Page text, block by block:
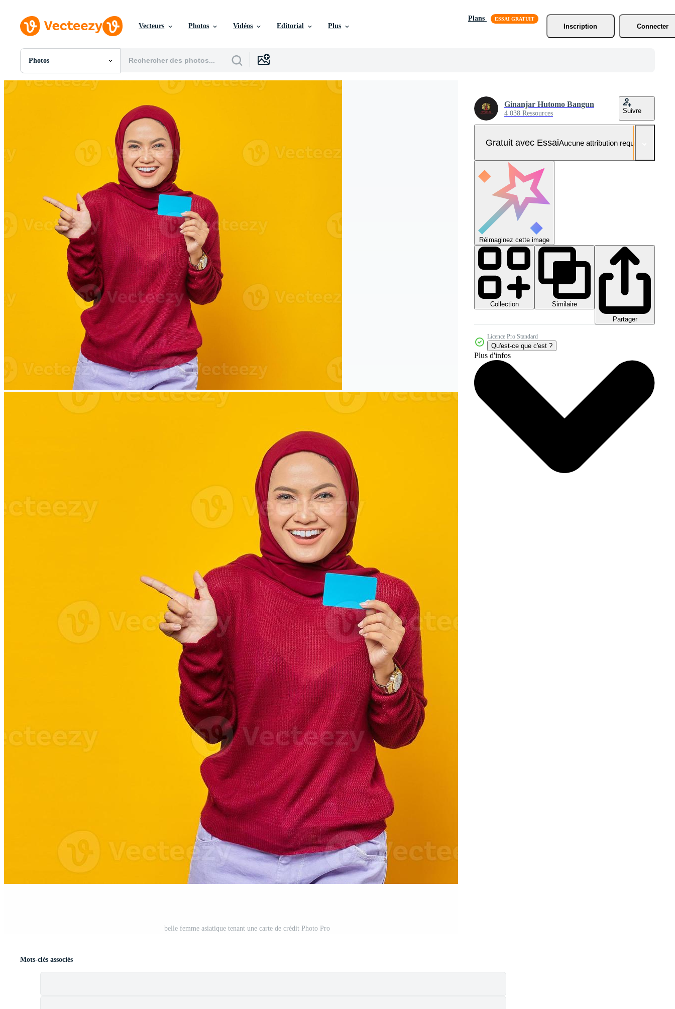
Vecteurs Photos Vidéos Editorial Plus
Plans
Inscription
Connecter
Photos
Toutes Images
Photos
Motion graphics
Images Éditoriales
belle femme asiatique tenant une carte de crédit Photo Pro
Ginanjar Hutomo Bangun
4 038 Ressources Suivre
Gratuit avec EssaiAucune attribution requise
Réimaginez cette image
Collection
Similaire
Partager
Licence Pro Standard
Qu'est-ce que c'est ?
Plus d'infos
Mots-clés associés